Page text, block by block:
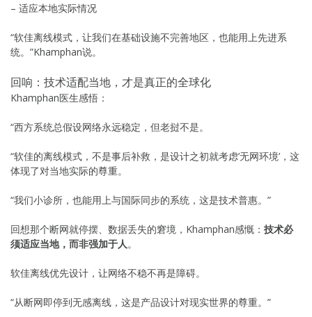
– 适应本地实际情况
“软佳离线模式，让我们在基础设施不完善地区，也能用上先进系
统。”Khamphan说。
回响：技术适配当地，才是真正的全球化
Khamphan医生感悟：
“西方系统总假设网络永远稳定，但老挝不是。
“软佳的离线模式，不是事后补救，是设计之初就考虑’无网环境’，这
体现了对当地实际的尊重。
“我们小诊所，也能用上与国际同步的系统，这是技术普惠。”
回想那个断网就停摆、数据丢失的窘境，Khamphan感慨： 技术必
须适应当地，而非强加于人。
软佳离线优先设计，让网络不稳不再是障碍。
“从断网即停到无感离线，这是产品设计对现实世界的尊重。”